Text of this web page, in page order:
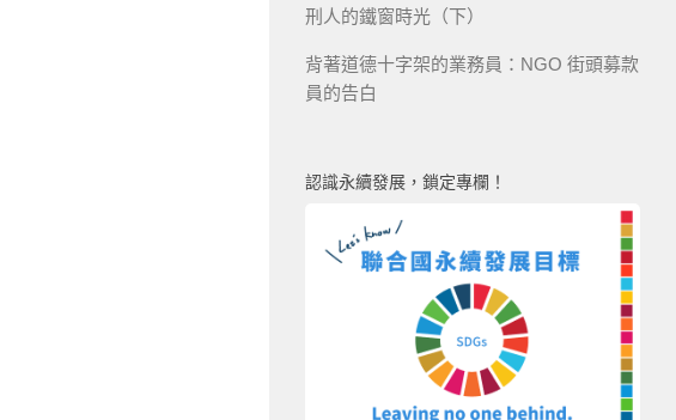
刑人的鐵窗時光（下）
背著道德十字架的業務員：NGO 街頭募款
員的告白
認識永續發展，鎖定專欄！